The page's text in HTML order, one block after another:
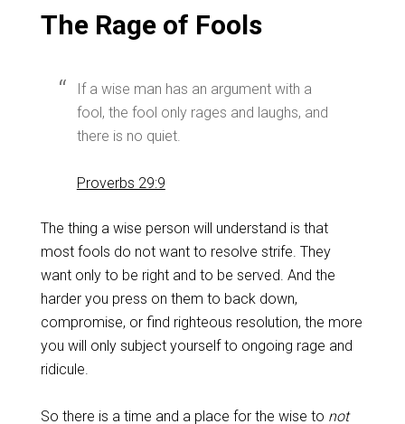
‌The Rage of Fools
If a wise man has an argument with a
fool, the fool only rages and laughs, and
there is no quiet.
Proverbs 29:9
‌The thing a wise person will understand is that
most fools do not want to resolve strife. They
want only to be right and to be served. And the
harder you press on them to back down,
compromise, or find righteous resolution, the more
you will only subject yourself to ongoing rage and
ridicule.
‌So there is a time and a place for the wise to not